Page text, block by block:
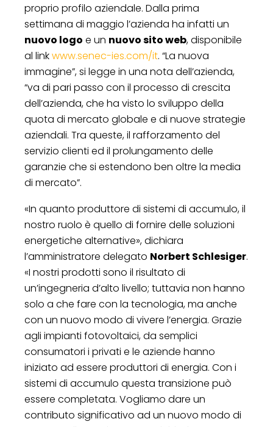
proprio profilo aziendale. Dalla prima
settimana di maggio l’azienda ha infatti un
nuovo logo e un nuovo sito web, disponibile
al linkwww.senec-ies.com/it. “La nuova
immagine”, si legge in una nota dell’azienda,
“va di pari passo con il processo di crescita
dell’azienda, che ha visto lo sviluppo della
quota di mercato globale e di nuove strategie
aziendali. Tra queste, il rafforzamento del
servizio clienti ed il prolungamento delle
garanzie che si estendono ben oltre la media
di mercato”.
«In quanto produttore di sistemi di accumulo, il
nostro ruolo è quello di fornire delle soluzioni
energetiche alternative», dichiara
l’amministratore delegato Norbert Schlesiger.
«I nostri prodotti sono il risultato di
un’ingegneria d’alto livello; tuttavia non hanno
solo a che fare con la tecnologia, ma anche
con un nuovo modo di vivere l’energia. Grazie
agli impianti fotovoltaici, da semplici
consumatori i privati e le aziende hanno
iniziato ad essere produttori di energia. Con i
sistemi di accumulo questa transizione può
essere completata. Vogliamo dare un
contributo significativo ad un nuovo modo di